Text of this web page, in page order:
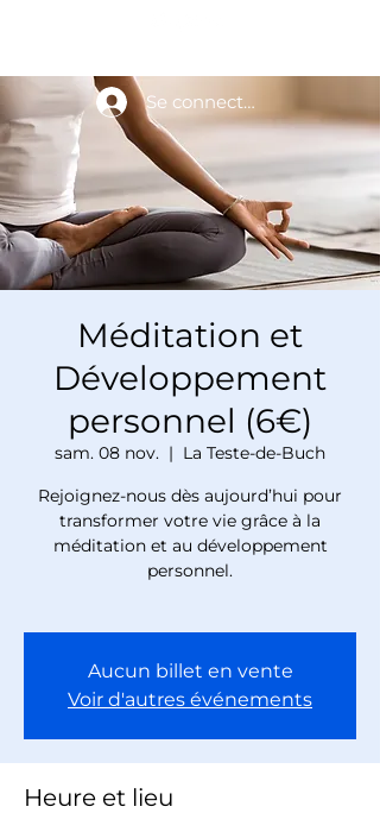
Se connecter
Méditation et
Développement
personnel (6€)
sam. 08 nov.
  |
La Teste-de-Buch
Rejoignez-nous dès aujourd’hui pour
transformer votre vie grâce à la
méditation et au développement
personnel.
Aucun billet en vente
Voir d'autres événements
Heure et lieu